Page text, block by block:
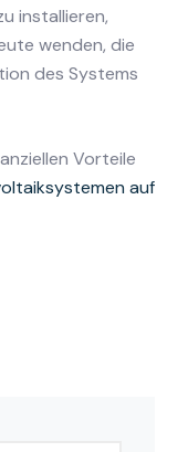
installieren,
wenden, die
des Systems
Vorteile
auf